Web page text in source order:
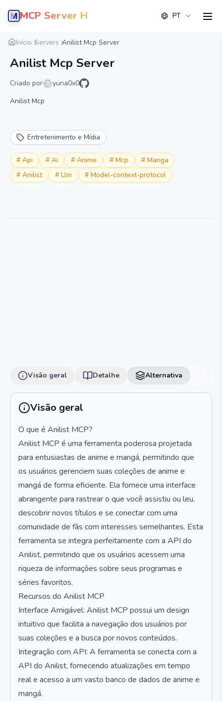
MCP Server Hub PT
Início Servers Anilist Mcp Server
Anilist Mcp Server
Criado por
yuna0x0
Anilist Mcp
Entretenimento e Mídia
# Api # Ai # Anime # Mcp # Manga
# Anilist # Llm # Model-context-protocol
Visão geral Detalhe
Visão geral Detalhe Alternativa
Visão geral
O que é Anilist MCP?
Anilist MCP é uma ferramenta poderosa projetada
para entusiastas de anime e mangá, permitindo que
os usuários gerenciem suas coleções de anime e
mangá de forma eficiente. Ela fornece uma interface
abrangente para rastrear o que você assistiu ou leu,
descobrir novos títulos e se conectar com uma
comunidade de fãs com interesses semelhantes. Esta
ferramenta se integra perfeitamente com a API do
Anilist, permitindo que os usuários acessem uma
riqueza de informações sobre seus programas e
séries favoritos.
Recursos do Anilist MCP
Interface Amigável: Anilist MCP possui um design
intuitivo que facilita a navegação dos usuários por
suas coleções e a busca por novos conteúdos.
Integração com API: A ferramenta se conecta com a
API do Anilist, fornecendo atualizações em tempo
real e acesso a um vasto banco de dados de anime e
mangá.